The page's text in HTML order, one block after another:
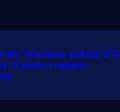
BH Telecoma: prihodi
12 posto i najveća